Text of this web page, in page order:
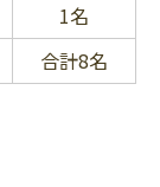
1名
合計8名